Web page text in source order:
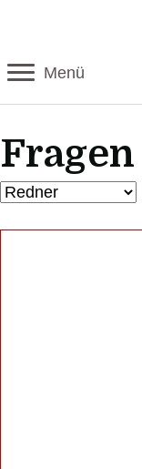
Menü
Fragen